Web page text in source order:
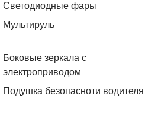
Светодиодные фары
Мультируль
Боковые зеркала с
электроприводом
Подушка безопасноти водителя